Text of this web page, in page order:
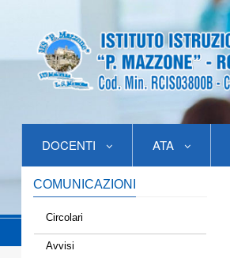
DOCENTI ATA
COMUNICAZIONI
Circolari
Avvisi